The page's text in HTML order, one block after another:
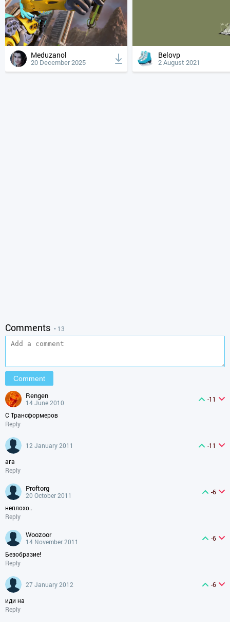
Meduzanol
20 December 2025
Belovp
2 August 2021
Comments • 13
rengen
14 June 2010
-11
С Трансформеров
Reply
12 January 2011
-11
ага
Reply
proftorg
20 October 2011
-6
неплохо..
Reply
woozoor
14 November 2011
-6
Безобразие!
Reply
27 January 2012
-6
иди на
Reply